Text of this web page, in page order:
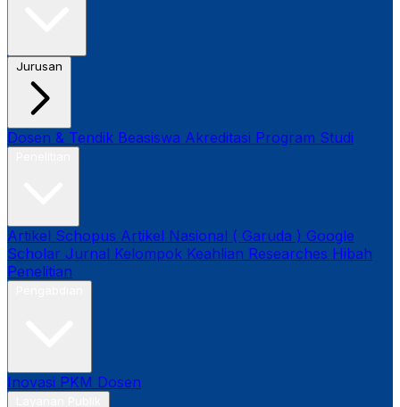
Jurusan
Dosen & Tendik Beasiswa Akreditasi Program Studi
Artikel Schopus Artikel Nasional ( Garuda ) Google
Scholar Jurnal Kelompok Keahlian Researches Hibah
Penelitian
Inovasi PKM Dosen